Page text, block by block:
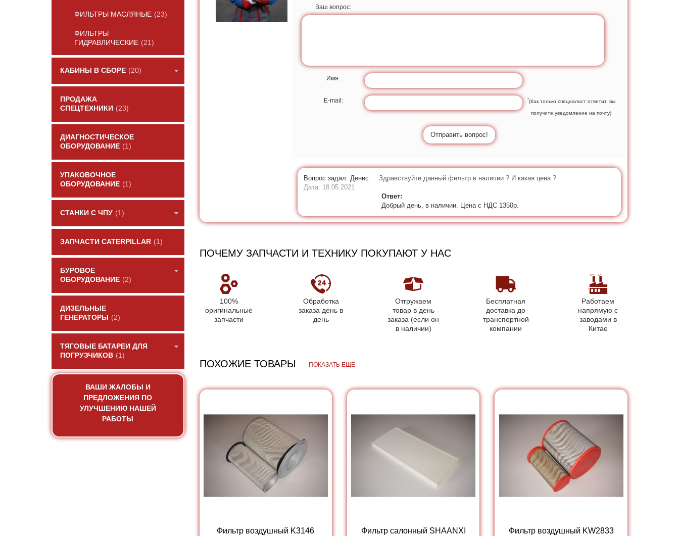
ФИЛЬТРЫ МАСЛЯНЫЕ (23)
ФИЛЬТРЫ
ГИДРАВЛИЧЕСКИЕ (21)
КАБИНЫ В СБОРЕ (20)
ПРОДАЖА
СПЕЦТЕХНИКИ (23)
ДИАГНОСТИЧЕСКОЕ
ОБОРУДОВАНИЕ (1)
УПАКОВОЧНОЕ
ОБОРУДОВАНИЕ (1)
СТАНКИ С ЧПУ (1)
ЗАПЧАСТИ CATERPILLAR (1)
БУРОВОЕ
ОБОРУДОВАНИЕ (2)
ДИЗЕЛЬНЫЕ
ГЕНЕРАТОРЫ
(2)
ТЯГОВЫЕ БАТАРЕИ ДЛЯ
ПОГРУЗЧИКОВ (1)
ВАШИ ЖАЛОБЫ И
ПРЕДЛОЖЕНИЯ ПО
УЛУЧШЕНИЮ НАШЕЙ
РАБОТЫ
Ваш вопрос:
Имя:
E-mail: *(Как только специалист ответит, вы
получите уведомление на почту)
Отправить вопрос!
Вопрос задал: Денис
Дата: 18.05.2021
Здравствуйте данный фильтр в наличии ? И какая цена ?
Ответ:
Добрый день, в наличии. Цена с НДС 1350р.
ПОЧЕМУ ЗАПЧАСТИ И ТЕХНИКУ ПОКУПАЮТ У НАС
100%
оригинальные
запчасти
Обработка
заказа день в
день
Отгружаем
товар в день
заказа (если он
в наличии)
Бесплатная
доставка до
транспортной
компании
Работаем
напрямую с
заводами в
Китае
ПОХОЖИЕ ТОВАРЫ ПОКАЗАТЬ ЕЩЕ
Фильтр воздушный K3146
Фильтр салонный SHAANXI
Фильтр воздушный KW2833